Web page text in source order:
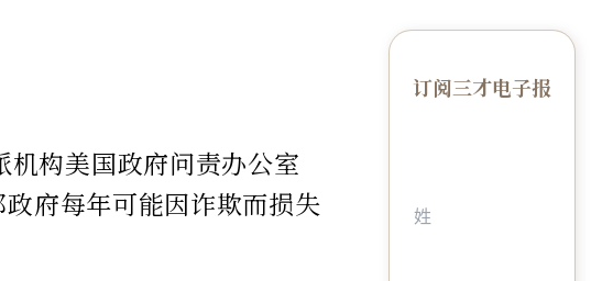
机构美国政府问责办公室
政府每年可能因诈欺而损失
订阅三才电子报